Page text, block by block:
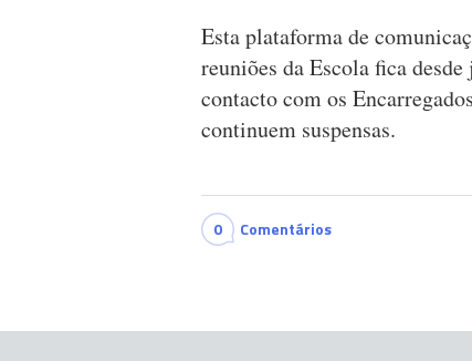
Esta plataforma de
reuniões da Escola fica
contacto com os
continuem suspensas.
0 Comentários